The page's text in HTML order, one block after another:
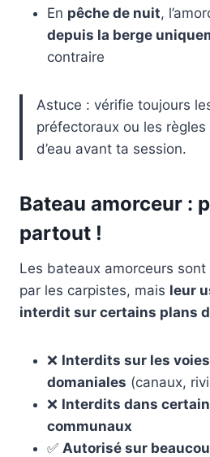
En pêche de nuit,
depuis la berge
contraire
Astuce : vérifie toujours
préfectoraux ou les
d’eau avant ta session.
Bateau amorceur :
partout !
Les bateaux amorceurs
par les carpistes, mais leur
interdit sur certains plans
❌ Interdits sur les
domaniales (canaux,
❌ Interdits dans
communaux
✅ Autorisé sur